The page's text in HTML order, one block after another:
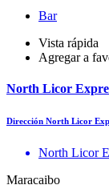
Bar
Vista rápida
Agregar a
North Licor
Dirección North Licor
North Licor
Maracaibo